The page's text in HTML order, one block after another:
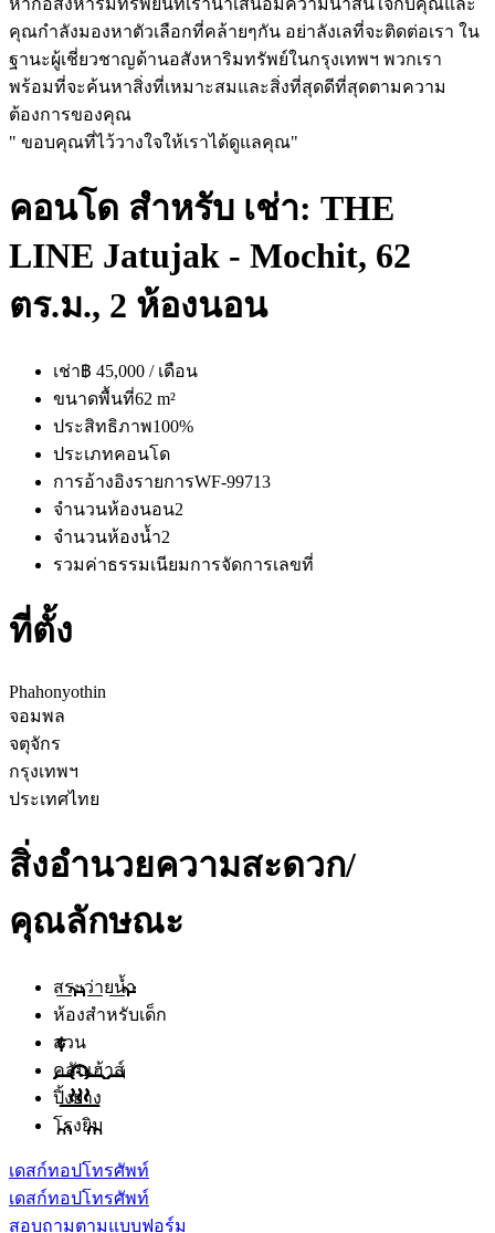
คุณกำลังมองหาตัวเลือกที่คล้ายๆกัน อย่าลังเลที่จะติดต่อเรา ใน
ฐานะผู้เชี่ยวชาญด้านอสังหาริมทรัพย์ในกรุงเทพฯ พวกเรา
พร้อมที่จะค้นหาสิ่งที่เหมาะสมและสิ่งที่สุดดีที่สุดตามความ
ต้องการของคุณ
" ขอบคุณที่ไว้วางใจให้เราได้ดูแลคุณ"
คอนโด สำหรับ เช่า: THE
LINE Jatujak - Mochit, 62
ตร.ม., 2 ห้องนอน
เช่า฿ 45,000 / เดือน
ขนาดพื้นที่62 m²
ประสิทธิภาพ100%
ประเภทคอนโด
การอ้างอิงรายการWF-99713
จำนวนห้องนอน2
จำนวนห้องน้ำ2
รวมค่าธรรมเนียมการจัดการเลขที่
ที่ตั้ง
Phahonyothin
จอมพล
จตุจักร
กรุงเทพฯ
ประเทศไทย
สิ่งอำนวยความสะดวก/
คุณลักษณะ
สระว่ายน้ำ
ห้องสำหรับเด็ก
สวน
คลับเฮ้าส์
ปิ้งย่าง
โรงยิม
เดสก์ทอปโทรศัพท์
เดสก์ทอปโทรศัพท์
สอบถามตามแบบฟอร์ม